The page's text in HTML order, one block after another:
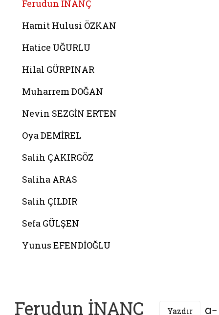
Ferudun İNANÇ
Hamit Hulusi ÖZKAN
Hatice UĞURLU
Hilal GÜRPINAR
Muharrem DOĞAN
Nevin SEZGİN ERTEN
Oya DEMİREL
Salih ÇAKIRGÖZ
Saliha ARAS
Salih ÇILDIR
Sefa GÜLŞEN
Yunus EFENDİOĞLU
Ferudun İNANÇ Yazdır